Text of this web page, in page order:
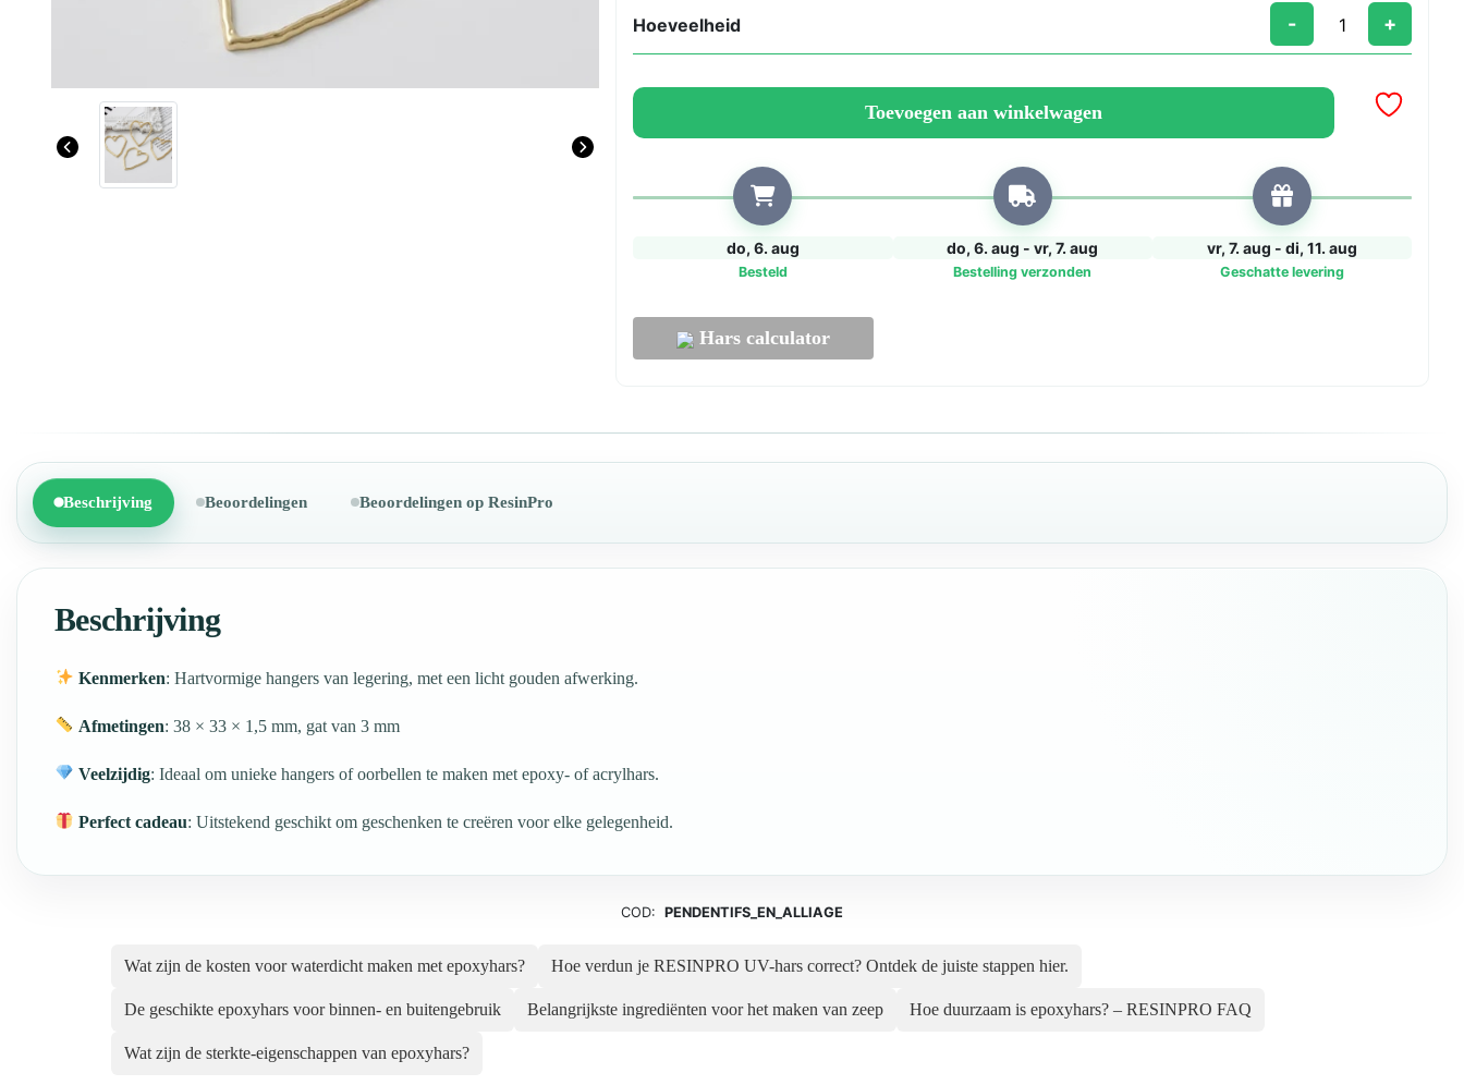
Hoeveelheid
Hanger
legering
hartvorm,
goud
- +
Toevoegen aan winkelwagen
do, 6. aug
Besteld
do, 6. aug - vr, 7. aug
Bestelling verzonden
vr, 7. aug - di, 11. aug
Geschatte levering
Hars calculator
Beschrijving Beoordelingen Beoordelingen op ResinPro
Beschrijving
Kenmerken: Hartvormige hangers van legering, met een licht gouden afwerking.
Afmetingen: 38 × 33 × 1,5 mm, gat van 3 mm
Veelzijdig: Ideaal om unieke hangers of oorbellen te maken met epoxy- of acrylhars.
Perfect cadeau: Uitstekend geschikt om geschenken te creëren voor elke gelegenheid.
COD: PENDENTIFS_EN_ALLIAGE
Wat zijn de kosten voor waterdicht maken met epoxyhars? Hoe verdun je RESINPRO UV-hars correct? Ontdek de juiste stappen hier.
De geschikte epoxyhars voor binnen- en buitengebruik Belangrijkste ingrediënten voor het maken van zeep Hoe duurzaam is epoxyhars? – RESINPRO FAQ
Wat zijn de sterkte-eigenschappen van epoxyhars?